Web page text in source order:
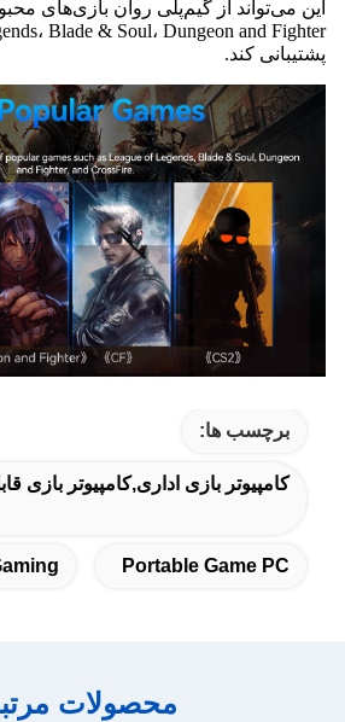
پشتیبانی کند.
برچسب ها:
کامپیوتر بازی اداری,کامپیوتر
Portable Game PC
محصولات